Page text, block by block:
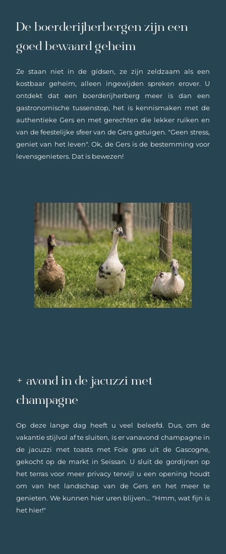
De boerderijherbergen zijn een
goed bewaard geheim
Ze staan niet in de gidsen, ze zijn zeldzaam als een
kostbaar geheim, alleen ingewijden spreken erover. U
ontdekt dat een boerderijherberg meer is dan een
gastronomische tussenstop, het is kennismaken met de
authentieke Gers en met gerechten die lekker ruiken en
van de feestelijke sfeer van de Gers getuigen. "Geen stress,
geniet van het leven". Ok, de Gers is de bestemming voor
levensgenieters. Dat is bewezen!
+ avond in de jacuzzi met
champagne
Op deze lange dag heeft u veel beleefd. Dus, om de
vakantie stijlvol af te sluiten, is er vanavond champagne in
de jacuzzi met toasts met Foie gras uit de Gascogne,
gekocht op de markt in Seissan. U sluit de gordijnen op
het terras voor meer privacy terwijl u een opening houdt
om van het landschap van de Gers en het meer te
genieten. We kunnen hier uren blijven... "Hmm, wat fijn is
het hier!"​